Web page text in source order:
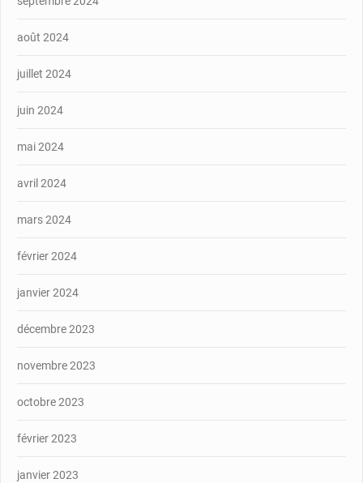
août 2024
juillet 2024
juin 2024
mai 2024
avril 2024
mars 2024
février 2024
janvier 2024
décembre 2023
novembre 2023
octobre 2023
février 2023
janvier 2023